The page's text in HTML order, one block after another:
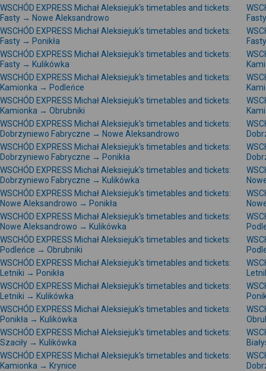
WSCHÓD EXPRESS Michał Aleksiejuk's timetables and tickets:
Fasty → Nowe Aleksandrowo
WSCHÓD EXPRESS Michał Aleksiejuk's timetables and tickets:
Fasty → Ponikła
WSCHÓD EXPRESS Michał Aleksiejuk's timetables and tickets:
Fasty → Kulikówka
WSCHÓD EXPRESS Michał Aleksiejuk's timetables and tickets:
Kamionka → Podleńce
WSCHÓD EXPRESS Michał Aleksiejuk's timetables and tickets:
Kamionka → Obrubniki
WSCHÓD EXPRESS Michał Aleksiejuk's timetables and tickets:
Dobrzyniewo Fabryczne → Nowe Aleksandrowo
WSCHÓD EXPRESS Michał Aleksiejuk's timetables and tickets:
Dobrzyniewo Fabryczne → Ponikła
WSCHÓD EXPRESS Michał Aleksiejuk's timetables and tickets:
Dobrzyniewo Fabryczne → Kulikówka
WSCHÓD EXPRESS Michał Aleksiejuk's timetables and tickets:
Nowe Aleksandrowo → Ponikła
WSCHÓD EXPRESS Michał Aleksiejuk's timetables and tickets:
Nowe Aleksandrowo → Kulikówka
WSCHÓD EXPRESS Michał Aleksiejuk's timetables and tickets:
Podleńce → Obrubniki
WSCHÓD EXPRESS Michał Aleksiejuk's timetables and tickets:
Letniki → Ponikła
WSCHÓD EXPRESS Michał Aleksiejuk's timetables and tickets:
Letniki → Kulikówka
WSCHÓD EXPRESS Michał Aleksiejuk's timetables and tickets:
Ponikła → Kulikówka
WSCHÓD EXPRESS Michał Aleksiejuk's timetables and tickets:
Szaciły → Kulikówka
WSCHÓD EXPRESS Michał Aleksiejuk's timetables and tickets:
Kamionka → Krynice